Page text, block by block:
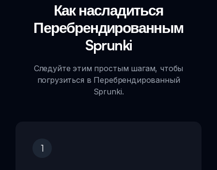
Как насладиться
Перебрендированным
Sprunki
Следуйте этим простым шагам, чтобы
погрузиться в Перебрендированный
Sprunki.
1